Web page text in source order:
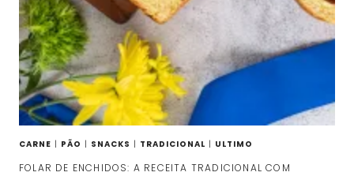
CARNE | PÃO | SNACKS | TRADICIONAL | ULTIMO
FOLAR DE ENCHIDOS: A RECEITA TRADICIONAL COM